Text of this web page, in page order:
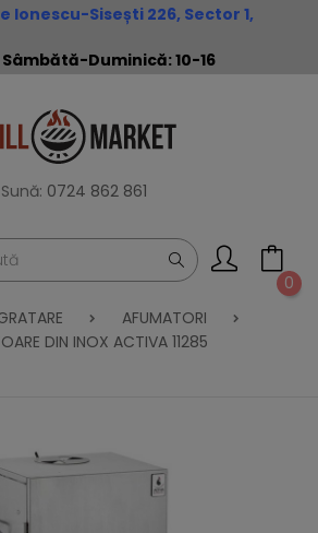
Ionescu-Sisești 226, Sector 1,
Duminică: 10-16
Sună: 0724 862 861
0
AFUMATORI
DIN INOX ACTIVA 11285